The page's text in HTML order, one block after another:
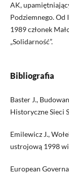
AK,
Podziemnego. Od
1989 członek
„Solidarność”.
Bibliografia
Baster J.,
Historyczne Sieci
Emilewicz J.,
ustrojową 1998
European